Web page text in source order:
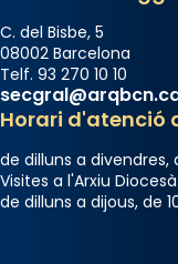
C. del Bisbe, 5
08002 Barcelona
Telf. 93 270 10 10
Horari d'atenció
de dilluns a divendres,
Visites a l'Arxiu Diocesà:
de dilluns a dijous, de